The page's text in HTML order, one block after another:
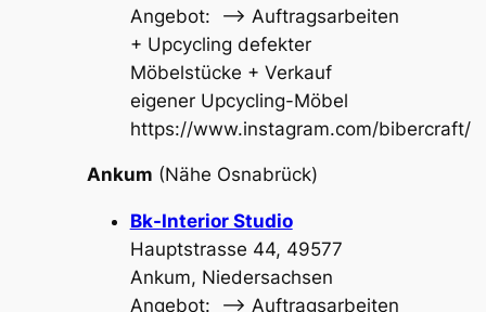
Angebot: –> Auftragsarbeiten
+ Upcycling defekter
Möbelstücke + Verkauf
eigener Upcycling-Möbel
https://www.instagram.com/bibercraft/
Ankum (Nähe Osnabrück)
Bk-Interior Studio
Hauptstrasse 44, 49577
Ankum, Niedersachsen
Angebot: –> Auftragsarbeiten